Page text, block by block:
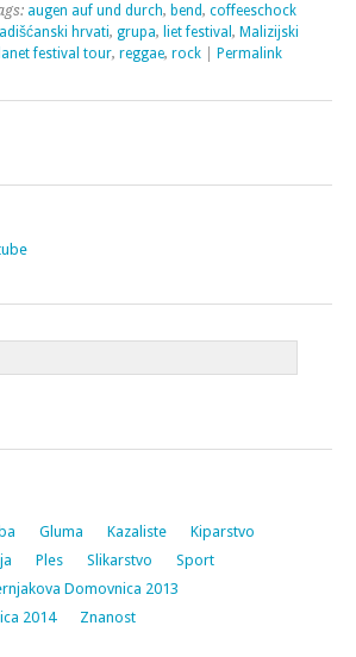
augen auf und durch, bend, coffeeschock
hrvati, grupa, liet festival , Malizijski
festival tour, reggae, rock Permalink
Gluma Kazaliste
Kiparstvo
Ples Slikarstvo
Sport
Domovnica 2013
2014
Znanost